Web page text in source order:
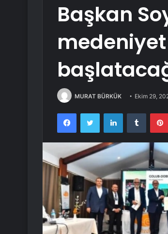
Başkan
MURAT BÜRKÜK Ekim 29,
FacebookTwitter LinkedInTumblr